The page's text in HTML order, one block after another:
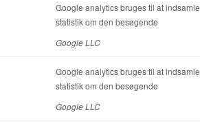
Google analytics bruges til at indsamle
statistik om den besøgende
Google LLC
Google analytics bruges til at indsamle
statistik om den besøgende
Google LLC